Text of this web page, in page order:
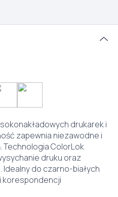
drukarek i
zapewnia niezawodne i
Technologia ColorLok
druku oraz
do czarno-białych
korespondencji